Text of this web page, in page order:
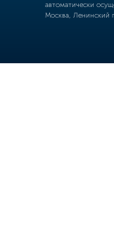
автоматически
Москва, Ленинский